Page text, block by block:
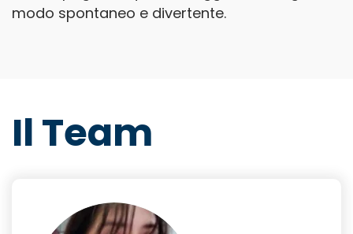
modo spontaneo e divertente.
Il Team